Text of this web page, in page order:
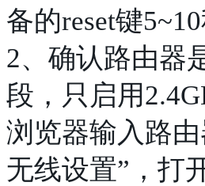
备的reset键5~10
2、确认路由器
段，只启用
浏览器输入路
无线设置”，打